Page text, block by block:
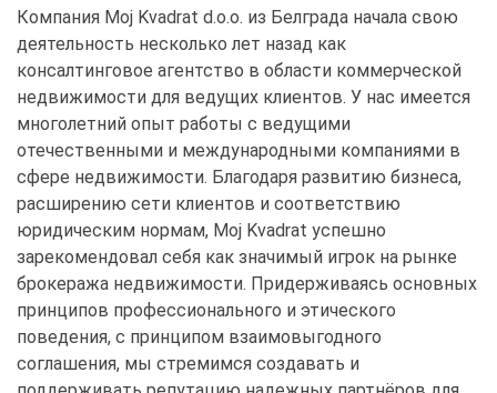
Компания Moj Kvadrat d.o.o. из Белграда начала свою
деятельность несколько лет назад как
консалтинговое агентство в области коммерческой
недвижимости для ведущих клиентов. У нас имеется
многолетний опыт работы с ведущими
отечественными и международными компаниями в
сфере недвижимости. Благодаря развитию бизнеса,
расширению сети клиентов и соответствию
юридическим нормам, Moj Kvadrat успешно
зарекомендовал себя как значимый игрок на рынке
брокеража недвижимости. Придерживаясь основных
принципов профессионального и этического
поведения, с принципом взаимовыгодного
соглашения, мы стремимся создавать и